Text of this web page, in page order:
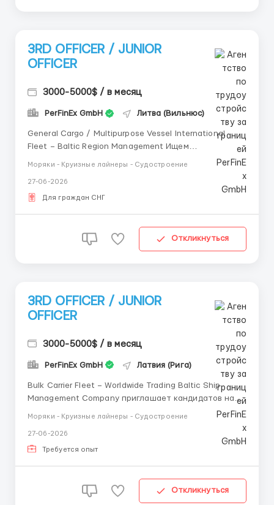
3RD OFFICER / JUNIOR
OFFICER
3000-5000$ / в месяц
PerFinEx GmbH Литва (Вильнюс)
General Cargo / Multipurpose Vessel International
Fleet – Baltic Region Management Ищем
Area: Europe – Worldwide Условия: 💰 Salary: USD
Моряки - Круизные лайнеры - Судостроение
27-06-2026
Для граждан СНГ
Откликнуться
3RD OFFICER / JUNIOR
OFFICER
3000-5000$ / в месяц
PerFinEx GmbH Латвия (Рига)
Bulk Carrier Fleet – Worldwide Trading Baltic Ship
Management Company приглашает кандидатов на
Type: ⚓ Bulk Carrier Trading Area: 🌍 Worldwide
Условия: 💰 Salary: USD 3,000 ...
Моряки - Круизные лайнеры - Судостроение
27-06-2026
Требуется опыт
Откликнуться